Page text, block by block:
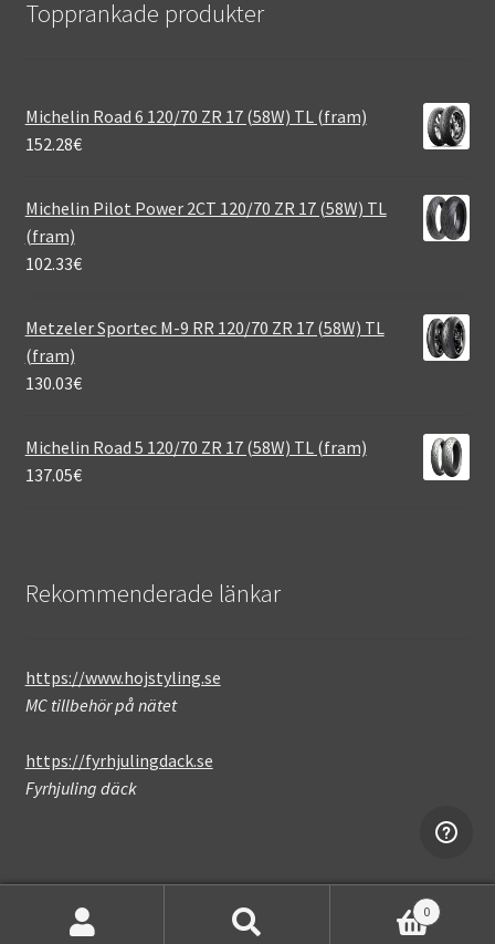
Topprankade produkter
Michelin Road 6 120/70 ZR 17 (58W) TL (fram)
152.28€
Michelin Pilot Power 2CT 120/70 ZR 17 (58W) TL
(fram)
102.33€
Metzeler Sportec M-9 RR 120/70 ZR 17 (58W) TL
(fram)
130.03€
Michelin Road 5 120/70 ZR 17 (58W) TL (fram)
137.05€
Rekommenderade länkar
https://www.hojstyling.se
MC tillbehör på nätet
https://fyrhjulingdack.se
Fyrhjuling däck
0